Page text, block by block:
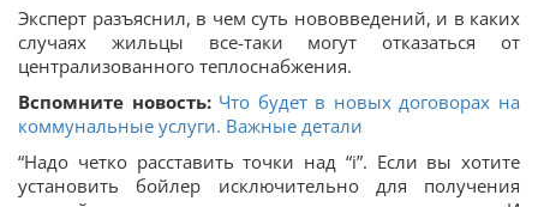
Эксперт разъяснил, в чем суть нововведений, и в каких
случаях жильцы все-таки могут отказаться от
централизованного теплоснабжения.
Вспомните новость: Что будет в новых договорах на
коммунальные услуги. Важные детали
“Надо четко расставить точки над “i”. Если вы хотите
установить бойлер исключительно для получения